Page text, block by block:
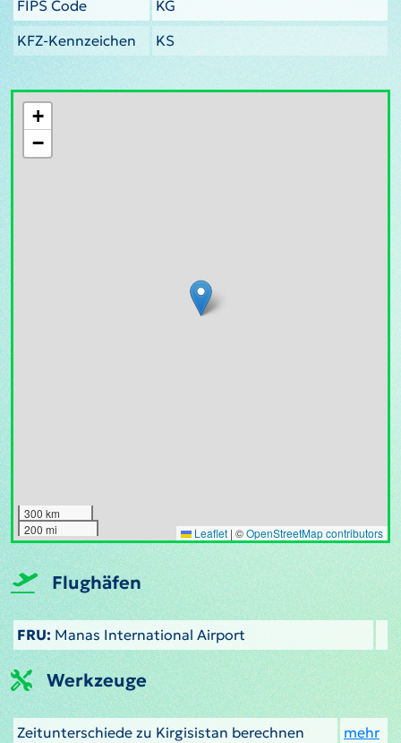
FIPS Code
KG
KFZ-Kennzeichen
KS
+
−
300 km
200 mi
Leaflet | ©OpenStreetMap contributors
Flughäfen
FRU: Manas International Airport
Werkzeuge
Zeitunterschiede zu Kirgisistan berechnen
mehr